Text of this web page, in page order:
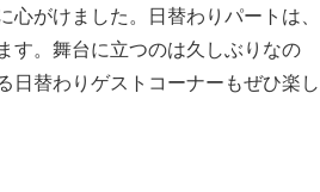
がけました。日替わりパートは、
す。舞台に立つのは久しぶりなの
日替わりゲストコーナーもぜひ楽し